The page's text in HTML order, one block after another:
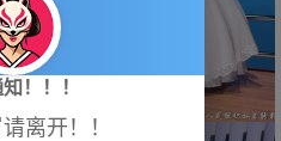
！！！
离开！！